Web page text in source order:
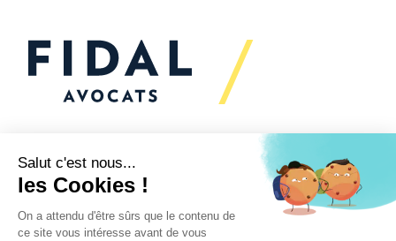
Vous souhaitez échanger
avec nous ?
Nous sommes